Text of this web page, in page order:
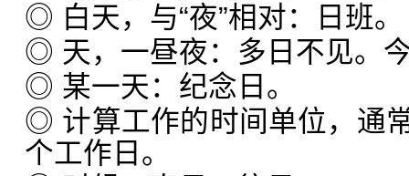
◎ 白天，与“夜”相对：日班。
◎ 天，一昼夜：多日不见。
◎ 某一天：纪念日。
◎ 计算工作的时间单位，通
个工作日。